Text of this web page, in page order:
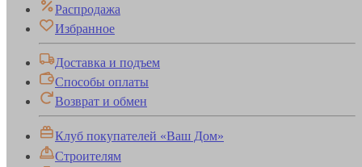
Распродажа
Избранное
Доставка и подъем
Способы оплаты
Возврат и обмен
Клуб покупателей «Ваш Дом»
Строителям